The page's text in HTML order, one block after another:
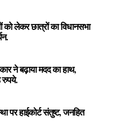
को लेकर छात्रों का विधानसभा
ने बढ़ाया मदद का हाथ,
रुपये.
पर हाईकोर्ट संतुष्ट, जनहित